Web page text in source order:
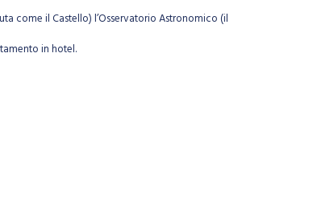
come il Castello) l’Osservatorio Astronomico (il
in hotel.